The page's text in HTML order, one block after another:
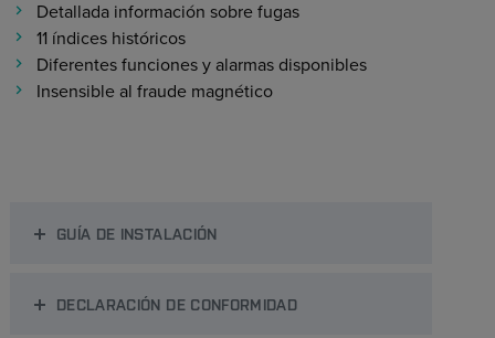
Detallada información sobre fugas
11 índices históricos
Diferentes funciones y alarmas disponibles
Insensible al fraude magnético
GUÍA DE INSTALACIÓN
DECLARACIÓN DE CONFORMIDAD